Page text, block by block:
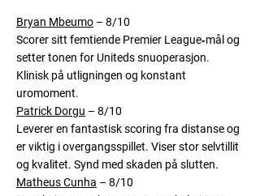
Bryan Mbeumo – 8/10
Scorer sitt femtiende Premier League‑mål og
setter tonen for Uniteds snuoperasjon.
Klinisk på utligningen og konstant
uromoment.
Patrick Dorgu – 8/10
Leverer en fantastisk scoring fra distanse og
er viktig i overgangsspillet. Viser stor selvtillit
og kvalitet. Synd med skaden på slutten.
Matheus Cunha – 8/10